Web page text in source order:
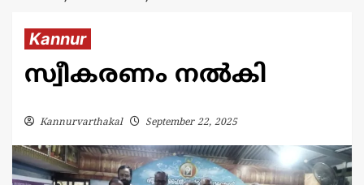
Kannur
സ്വീകരണം നൽകി
Kannurvarthakal September 22, 2025